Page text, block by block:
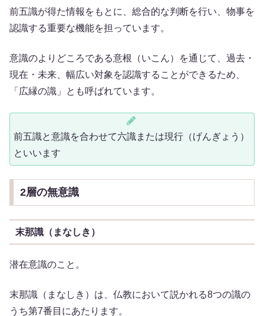
前五識が得た情報をもとに、総合的な判断を行い、物事を
認識する重要な機能を担っています。
意識のよりどころである意根（いこん）を通じて、過去・
現在・未来、幅広い対象を認識することができるため、
「広縁の識」とも呼ばれています。
前五識と意識を合わせて六識または現行（げんぎょう）
といいます
2層の無意識
末那識（まなしき）
潜在意識のこと。
末那識（まなしき）は、仏教において説かれる8つの識の
うち第7番目にあたります。